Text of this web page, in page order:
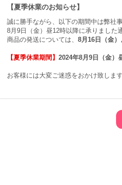
【夏季休業のお知らせ】
誠に勝手ながら、以下の期間中は弊社
8月9日（金）昼12時以降に承りました
商品の発送については、 8月16日（金
【夏季休業期間】 2024年8月9日（金）
お客様には大変ご迷惑をおかけ致しま